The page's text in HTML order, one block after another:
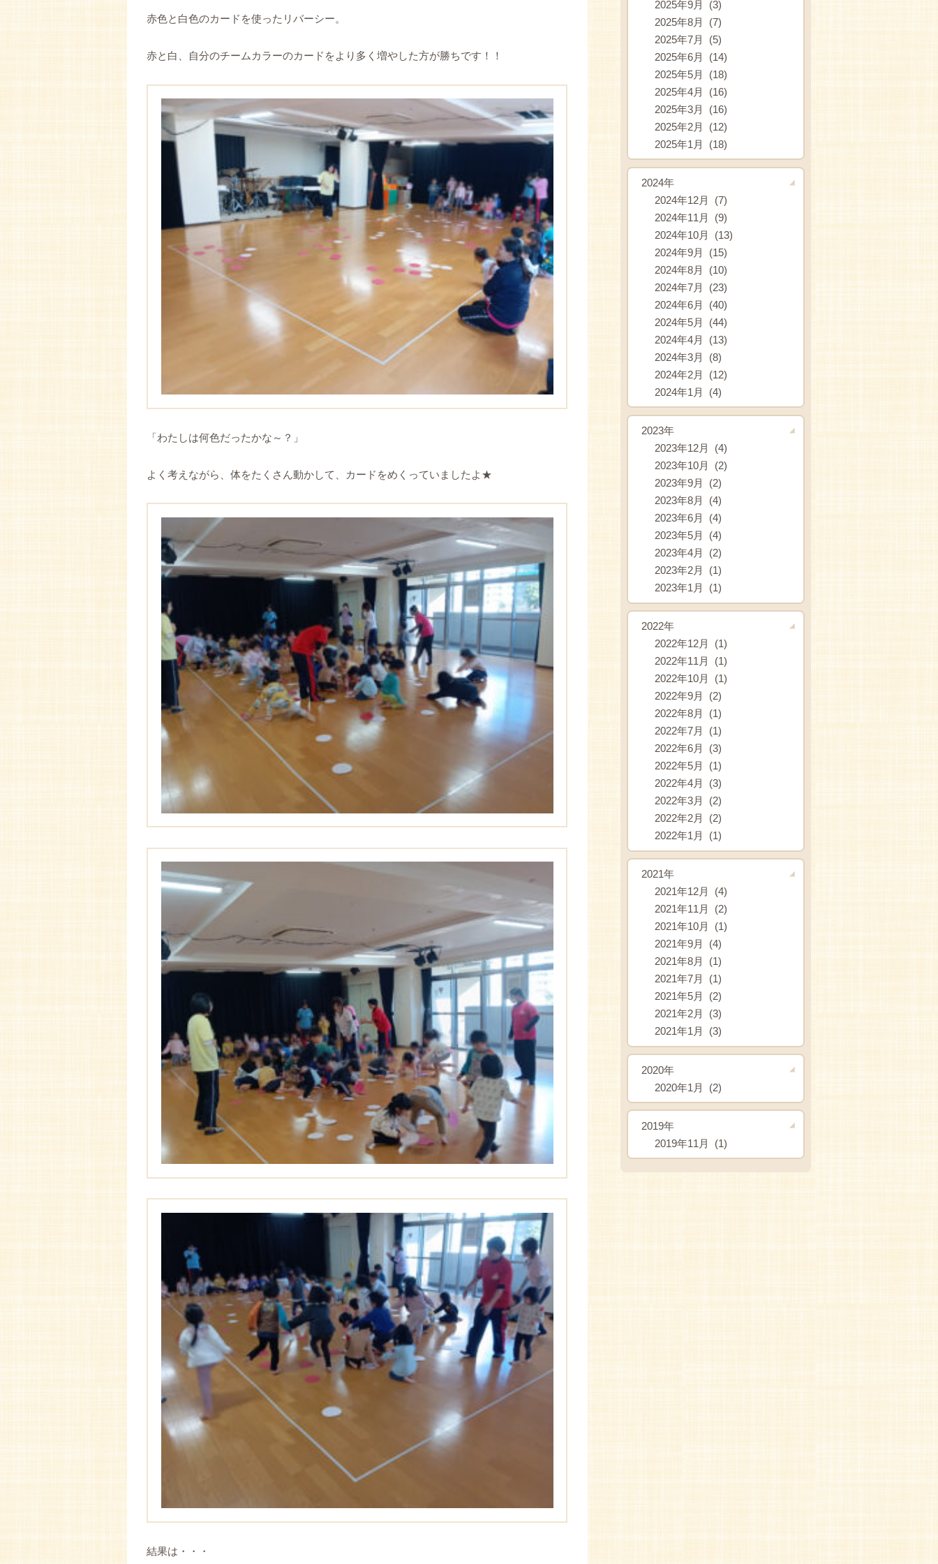
赤色と白色のカードを使ったリバーシー。
赤と白、自分のチームカラーのカードをより多く増やした方が勝ちです！！
「わたしは何色だったかな～？」
よく考えながら、体をたくさん動かして、カードをめくっていましたよ★
結果は・・・
2025年9月 (3)
2025年8月 (7)
2025年7月 (5)
2025年6月 (14)
2025年5月 (18)
2025年4月 (16)
2025年3月 (16)
2025年2月 (12)
2025年1月 (18)
2024年
2024年12月 (7)
2024年11月 (9)
2024年10月 (13)
2024年9月 (15)
2024年8月 (10)
2024年7月 (23)
2024年6月 (40)
2024年5月 (44)
2024年4月 (13)
2024年3月 (8)
2024年2月 (12)
2024年1月 (4)
2023年
2023年12月 (4)
2023年10月 (2)
2023年9月 (2)
2023年8月 (4)
2023年6月 (4)
2023年5月 (4)
2023年4月 (2)
2023年2月 (1)
2023年1月 (1)
2022年
2022年12月 (1)
2022年11月 (1)
2022年10月 (1)
2022年9月 (2)
2022年8月 (1)
2022年7月 (1)
2022年6月 (3)
2022年5月 (1)
2022年4月 (3)
2022年3月 (2)
2022年2月 (2)
2022年1月 (1)
2021年
2021年12月 (4)
2021年11月 (2)
2021年10月 (1)
2021年9月 (4)
2021年8月 (1)
2021年7月 (1)
2021年5月 (2)
2021年2月 (3)
2021年1月 (3)
2020年
2020年1月 (2)
2019年
2019年11月 (1)